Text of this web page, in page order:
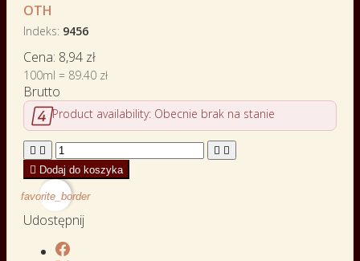
OTH
Indeks 9456
Cena: 8,94 zł
100ml = 89.40 zł
Brutto
Product availability: Obecnie brak na stanie
   
 Dodaj do koszyka
favorite_border
Udostępnij